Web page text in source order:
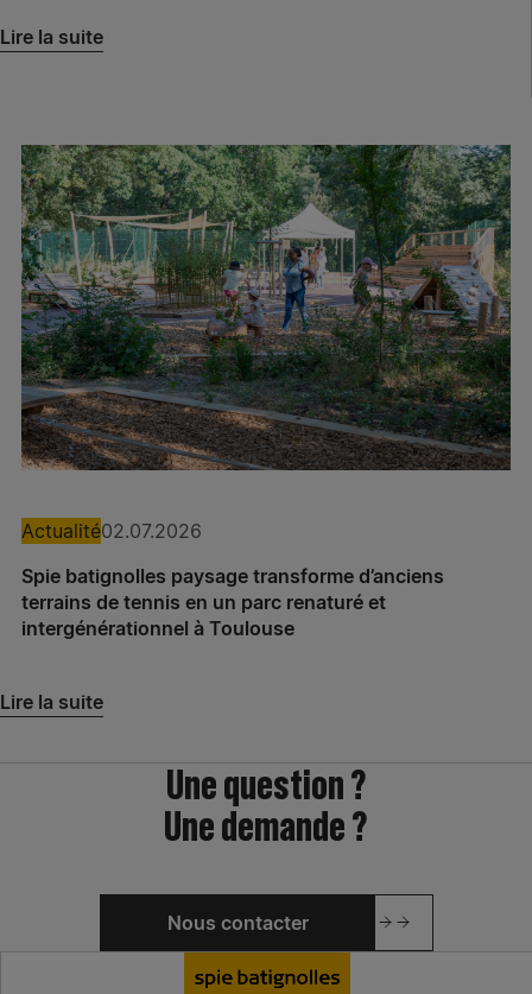
Lire la suite
Actualité02.07.2026
Spie batignolles paysage transforme d’anciens
terrains de tennis en un parc renaturé et
intergénérationnel à Toulouse
Lire la suite
Une question ?
Une demande ?
Nous contacter